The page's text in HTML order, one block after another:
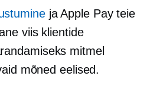
ja Apple Pay teie
viis klientide
mitmel
mõned eelised.